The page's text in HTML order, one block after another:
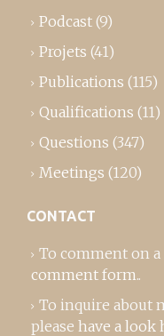
Podcast (9)
Projets (41)
Publications (115)
Qualifications (11)
Questions (347)
Meetings (120)
CONTACT
To comment on a
comment form..
To inquire about
please have a look